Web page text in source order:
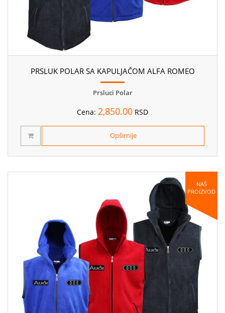
PRSLUK POLAR SA KAPULJAČOM ALFA ROMEO
Prsluci Polar
Cena: 2,850.00 RSD
Opširnije
NAŠ
PROIZVOD